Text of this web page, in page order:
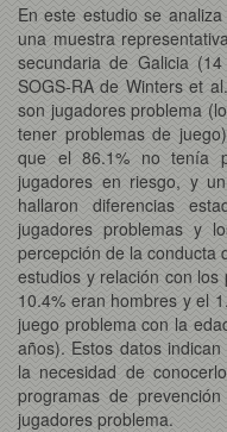
En este estudio se
una muestra
secundaria de Galicia
SOGS-RA de Winters et
son jugadores problema
tener problemas de
que el 86.1% no tenía
jugadores en riesgo, y
hallaron diferencias
jugadores problemas y
percepción de la conducta
estudios y relación con
10.4% eran hombres y el
juego problema con la
años). Estos datos
la necesidad de
programas de
jugadores problema.